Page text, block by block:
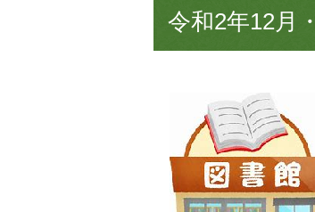
令和2年12月